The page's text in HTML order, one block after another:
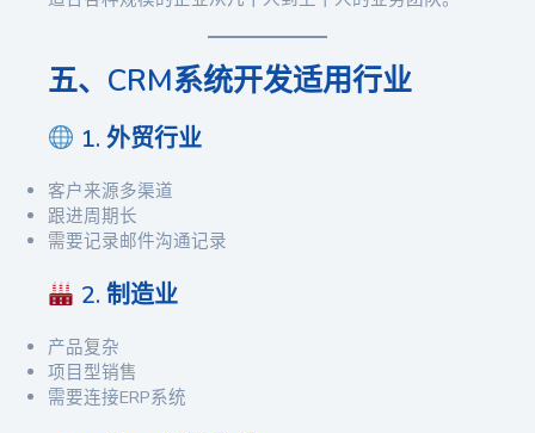
五、CRM系统开发适用行业
1. 外贸行业
客户来源多渠道
跟进周期长
需要记录邮件沟通记录
2. 制造业
产品复杂
项目型销售
需要连接ERP系统